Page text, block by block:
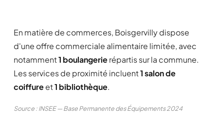
En matière de commerces, Boisgervilly dispose
d'une offre commerciale alimentaire limitée, avec
notamment1 boulangerierépartis sur la commune.
Les services de proximité incluent1 salon de
coiffureet1 bibliothèque.
Source : INSEE — Base Permanente des Équipements 2024